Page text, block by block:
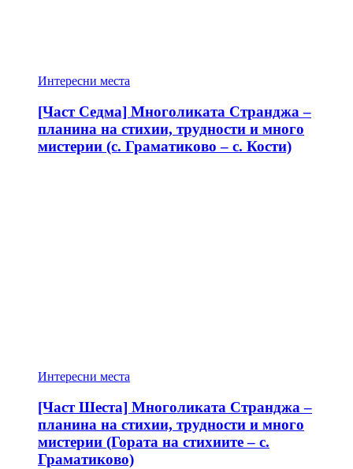
Интересни места
[Част Седма] Многоликата Странджа –
планина на стихии, трудности и много
мистерии (с. Граматиково – с. Кости)
Интересни места
[Част Шеста] Многоликата Странджа –
планина на стихии, трудности и много
мистерии (Гората на стихиите – с.
Граматиково)